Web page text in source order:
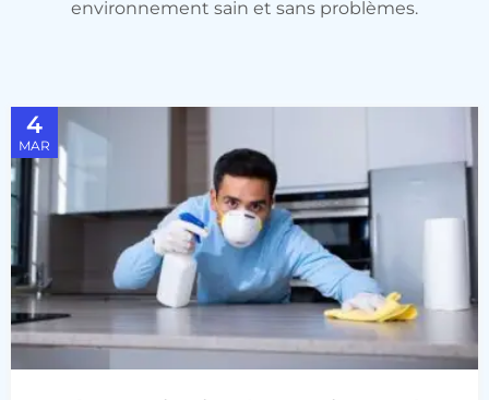
environnement sain et sans problèmes.
4
MAR